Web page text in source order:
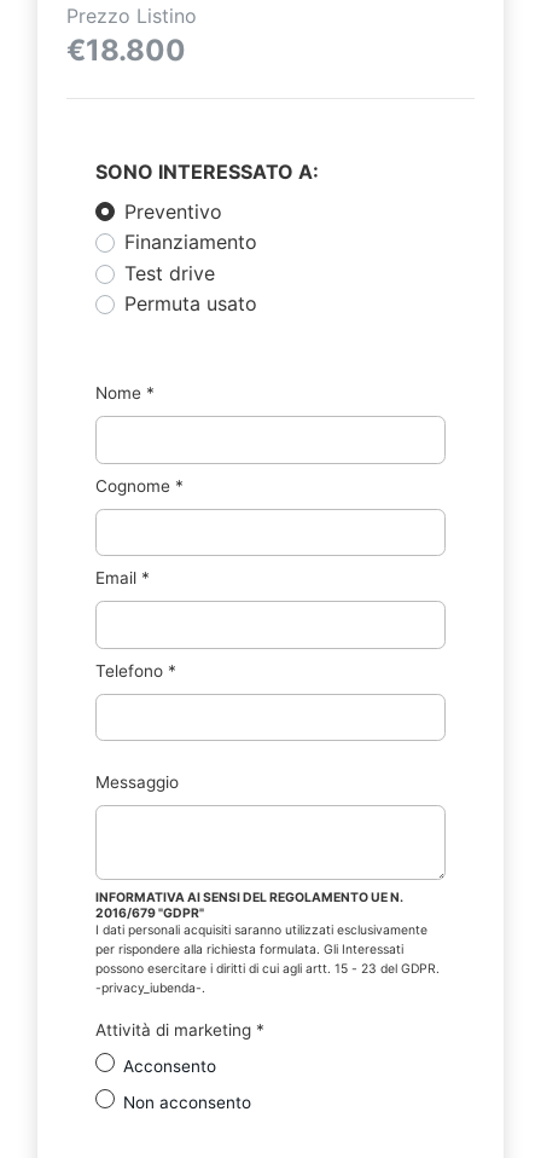
Prezzo Listino
€18.800
SONO INTERESSATO A:
Preventivo
Finanziamento
Test drive
Permuta usato
Nome *
Cognome *
Email *
Telefono *
Messaggio
INFORMATIVA AI SENSI DEL REGOLAMENTO UE N.
2016/679 "GDPR"
I dati personali acquisiti saranno utilizzati esclusivamente
per rispondere alla richiesta formulata. Gli Interessati
possono esercitare i diritti di cui agli artt. 15 - 23 del GDPR.
-privacy_iubenda-.
Attività di marketing *
Acconsento
Non acconsento